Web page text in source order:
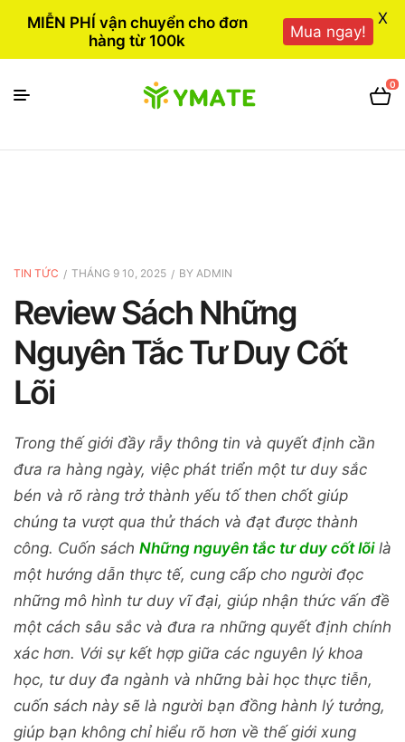
0
TIN TỨC THÁNG 9 10, 2025 BY ADMIN
Review Sách Những
Nguyên Tắc Tư Duy Cốt
Lõi
Trong thế giới đầy rẫy thông tin và quyết định cần
đưa ra hàng ngày, việc phát triển một tư duy sắc
bén và rõ ràng trở thành yếu tố then chốt giúp
chúng ta vượt qua thử thách và đạt được thành
công. Cuốn sách Những nguyên tắc tư duy cốt lõilà
một hướng dẫn thực tế, cung cấp cho người đọc
những mô hình tư duy vĩ đại, giúp nhận thức vấn đề
một cách sâu sắc và đưa ra những quyết định chính
xác hơn. Với sự kết hợp giữa các nguyên lý khoa
học, tư duy đa ngành và những bài học thực tiễn,
cuốn sách này sẽ là người bạn đồng hành lý tưởng,
giúp bạn không chỉ hiểu rõ hơn về thế giới xung
MIỄN PHÍ vận chuyển cho đơn
hàng từ 100k
Mua ngay!
X